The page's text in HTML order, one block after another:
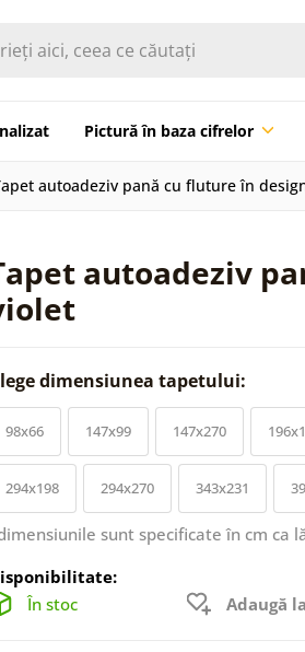
Pictură în baza cifrelor
autoadeziv pană cu fluture în
autoadeziv
dimensiunea tapetului:
98x66 147x99 147x270
294x198 294x270 343x231
sunt specificate în cm ca
În stoc
Adaugă